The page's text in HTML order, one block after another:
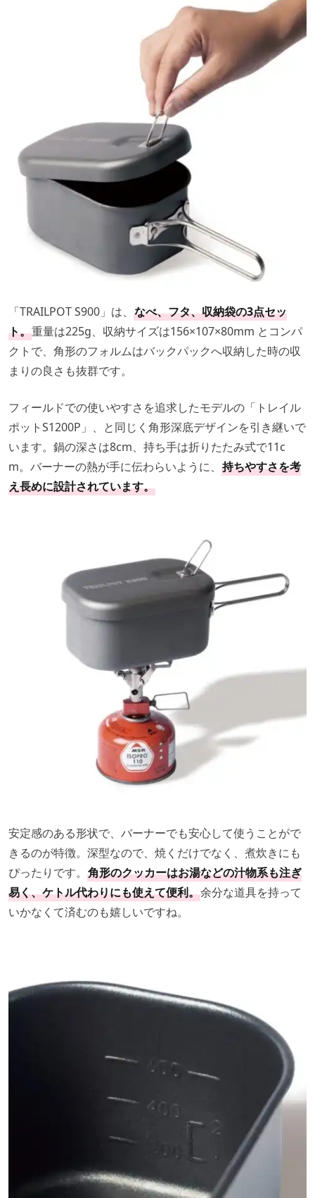
「TRAILPOT S900」は、 なべ、フタ、収納袋の3点セッ
ト。重量は225g、収納サイズは156×107×80mm とコンパ
クトで、角形のフォルムはバックパックへ収納した時の収
まりの良さも抜群です。
フィールドでの使いやすさを追求したモデルの「トレイル
ポットS1200P」、と同じく角形深底デザインを引き継いで
います。鍋の深さは8cm、持ち手は折りたたみ式で11c
m。バーナーの熱が手に伝わらいように、 持ちやすさを考
え長めに設計されています。
安定感のある形状で、バーナーでも安心して使うことがで
きるのが特徴。深型なので、焼くだけでなく、煮炊きにも
ぴったりです。 角形のクッカーはお湯などの汁物系も注ぎ
易く、ケトル代わりにも使えて便利。余分な道具を持って
いかなくて済むのも嬉しいですね。